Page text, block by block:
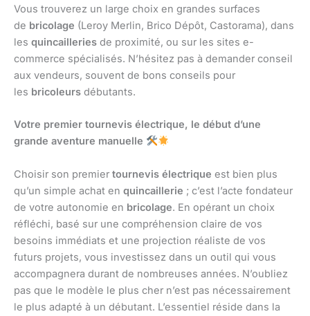
Vous trouverez un large choix en grandes surfaces
de bricolage (Leroy Merlin, Brico Dépôt, Castorama), dans
les quincailleries de proximité, ou sur les sites e-
commerce spécialisés. N’hésitez pas à demander conseil
aux vendeurs, souvent de bons conseils pour
les bricoleurs débutants.
Votre premier tournevis électrique, le début d’une
grande aventure manuelle
Choisir son premier tournevis électrique est bien plus
qu’un simple achat en quincaillerie ; c’est l’acte fondateur
de votre autonomie en bricolage. En opérant un choix
réfléchi, basé sur une compréhension claire de vos
besoins immédiats et une projection réaliste de vos
futurs projets, vous investissez dans un outil qui vous
accompagnera durant de nombreuses années. N’oubliez
pas que le modèle le plus cher n’est pas nécessairement
le plus adapté à un débutant. L’essentiel réside dans la